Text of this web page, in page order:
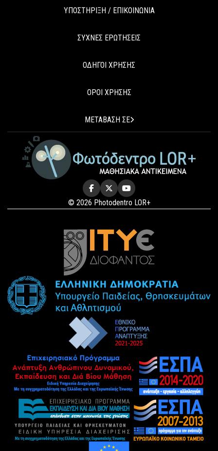
ΥΠΟΣΤΗΡΙΞΗ / ΕΠΙΚΟΙΝΩΝΙΑ
ΣΥΧΝΕΣ ΕΡΩΤΗΣΕΙΣ
ΟΔΗΓΟΙ ΧΡΗΣΗΣ
ΟΡΟΙ ΧΡΗΣΗΣ
ΜΕΤΑΒΑΣΗ ΣΕ
© 2026 Photodentro LOR+